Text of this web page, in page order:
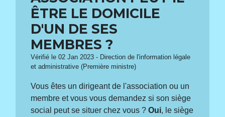
ÊTRE LE DOMICILE
D'UN DE SES
MEMBRES ?
Vérifié le 02 Jan 2023 - Direction de l'information légale
et administrative (Première ministre)
Vous êtes un dirigeant de l'association ou un
membre et vous vous demandez si son siège
social peut se situer chez vous ?Oui, le siège